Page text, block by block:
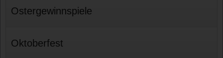
Ostergewinnspiele
Oktoberfest